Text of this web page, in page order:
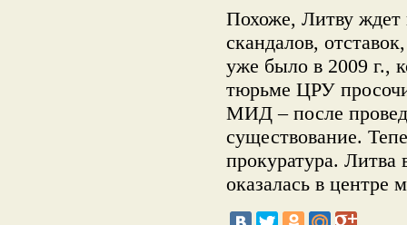
Похоже, Литву ждет
скандалов,
уже было в 2009 г.,
тюрьме ЦРУ
МИД – после
существование.
прокуратура. Литва
оказалась в центре